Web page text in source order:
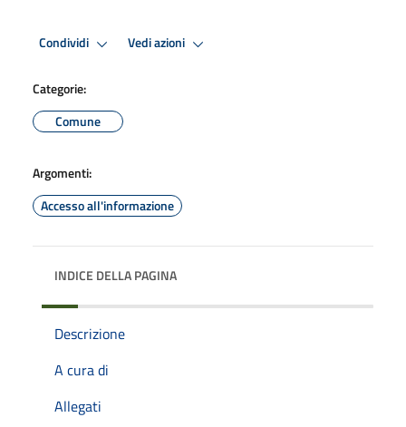
Condividi Vedi azioni
Categorie:
Comune
Argomenti:
Accesso all'informazione
INDICE DELLA PAGINA
Descrizione
A cura di
Allegati